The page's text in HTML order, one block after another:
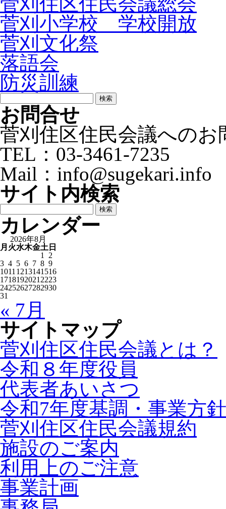
菅刈小学校 学校開放
菅刈文化祭
落語会
防災訓練
検
索:
お問合せ
菅刈住区住民会議への
TEL：03-3461-7235
Mail：info@sugekari.info
サイト内検索
検
索:
カレンダー
2026年8月
月 火水木金土 日
1
2
3 4 5 6 7 8 9
1011 1213141516
1718192021 2223
24252627282930
31
« 7月
サイトマップ
菅刈住区住民会議とは？
令和８年度役員
代表者あいさつ
令和7年度基調・事業方針
菅刈住区住民会議規約
施設のご案内
利用上のご注意
事業計画